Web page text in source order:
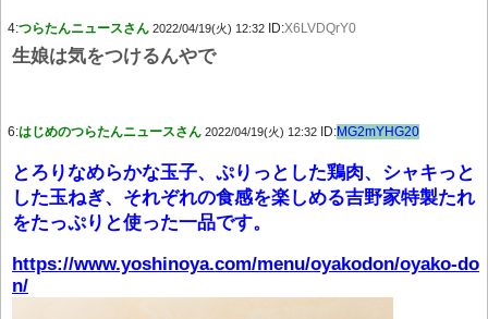
4:つらたんニュースさん 2022/04/19(火) 12:32 ID:X6LVDQrY0
生娘は気をつけるんやで
6:はじめのつらたんニュースさん 2022/04/19(火) 12:32 ID:MG2mYHG20
とろりなめらかな玉子、ぷりっとした鶏肉、シャキっと
した玉ねぎ、それぞれの食感を楽しめる吉野家特製たれ
をたっぷりと使った一品です。
https://www.yoshinoya.com/menu/oyakodon/oyako-do
n/